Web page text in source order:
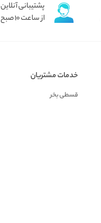
پشتیبانی آنلاین
از ساعت 10 صبح تا 21 شب
خدمات مشتریان
قسطی بخر